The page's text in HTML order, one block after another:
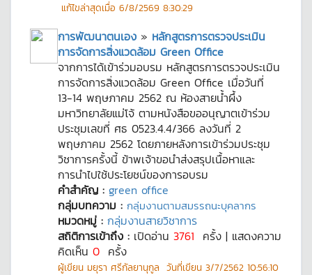
แก้ไขล่าสุดเมื่อ 6/8/2569 8:30:29
การพัฒนาตนเอง » หลักสูตรการตรวจประเมิน
การจัดการสิ่งแวดล้อม Green Office
จากการได้เข้าร่วมอบรม หลักสูตรการตรวจประเมิน
การจัดการสิ่งแวดล้อม Green Office เมื่อวันที่
13-14 พฤษภาคม 2562 ณ ห้องสายน้ำผึ้ง
มหาวิทยาลัยแม่โจ้ ตามหนังสือขออนุญาตเข้าร่วม
ประชุมเลขที่ ศธ 0523.4.4/366 ลงวันที่ 2
พฤษภาคม 2562 โดยภายหลังการเข้าร่วมประชุม
วิชาการครั้งนี้ ข้าพเจ้าขอนำส่งสรุปเนื้อหาและ
การนำไปใช้ประโยชน์ของการอบรม
คำสำคัญ : green office
กลุ่มบทความ : กลุ่มงานตามสมรรถนะบุคลากร
หมวดหมู่ : กลุ่มงานสายวิชาการ
สถิติการเข้าถึง : เปิดอ่าน 3761 ครั้ง | แสดงความ
คิดเห็น 0 ครั้ง
ผู้เขียน มยุรา ศรีกัลยานุกูล วันที่เขียน 3/7/2562 10:56:10